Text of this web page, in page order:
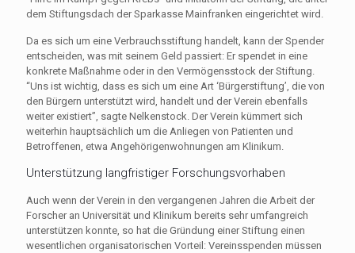
dem Stiftungsdach der Sparkasse Mainfranken eingerichtet wird.
Da es sich um eine Verbrauchsstiftung handelt, kann der Spender
entscheiden, was mit seinem Geld passiert: Er spendet in eine
konkrete Maßnahme oder in den Vermögensstock der Stiftung.
“Uns ist wichtig, dass es sich um eine Art ‘Bürgerstiftung’, die von
den Bürgern unterstützt wird, handelt und der Verein ebenfalls
weiter existiert”, sagte Nelkenstock. Der Verein kümmert sich
weiterhin hauptsächlich um die Anliegen von Patienten und
Betroffenen, etwa Angehörigenwohnungen am Klinikum.
Unterstützung langfristiger Forschungsvorhaben
Auch wenn der Verein in den vergangenen Jahren die Arbeit der
Forscher an Universität und Klinikum bereits sehr umfangreich
unterstützen konnte, so hat die Gründung einer Stiftung einen
wesentlichen organisatorischen Vorteil: Vereinsspenden müssen